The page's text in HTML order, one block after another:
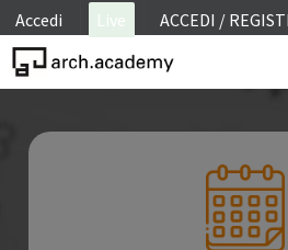
Accedi Live ACCEDI /
ON SITE